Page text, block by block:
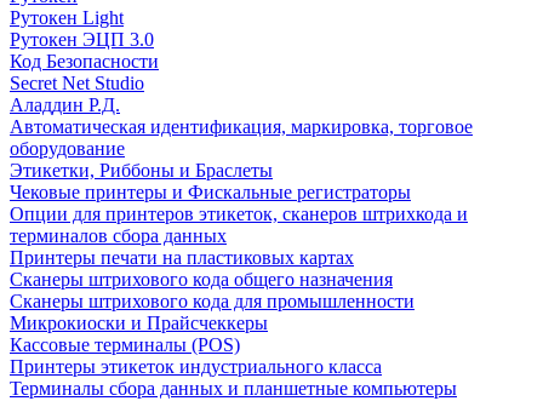
Рутокен Light
Рутокен ЭЦП 3.0
Код Безопасности
Secret Net Studio
Аладдин Р.Д.
Автоматическая идентификация, маркировка, торговое
оборудование
Этикетки, Риббоны и Браслеты
Чековые принтеры и Фискальные регистраторы
Опции для принтеров этикеток, сканеров штрихкода и
терминалов сбора данных
Принтеры печати на пластиковых картах
Сканеры штрихового кода общего назначения
Сканеры штрихового кода для промышленности
Микрокиоски и Прайсчеккеры
Кассовые терминалы (POS)
Принтеры этикеток индустриального класса
Терминалы сбора данных и планшетные компьютеры